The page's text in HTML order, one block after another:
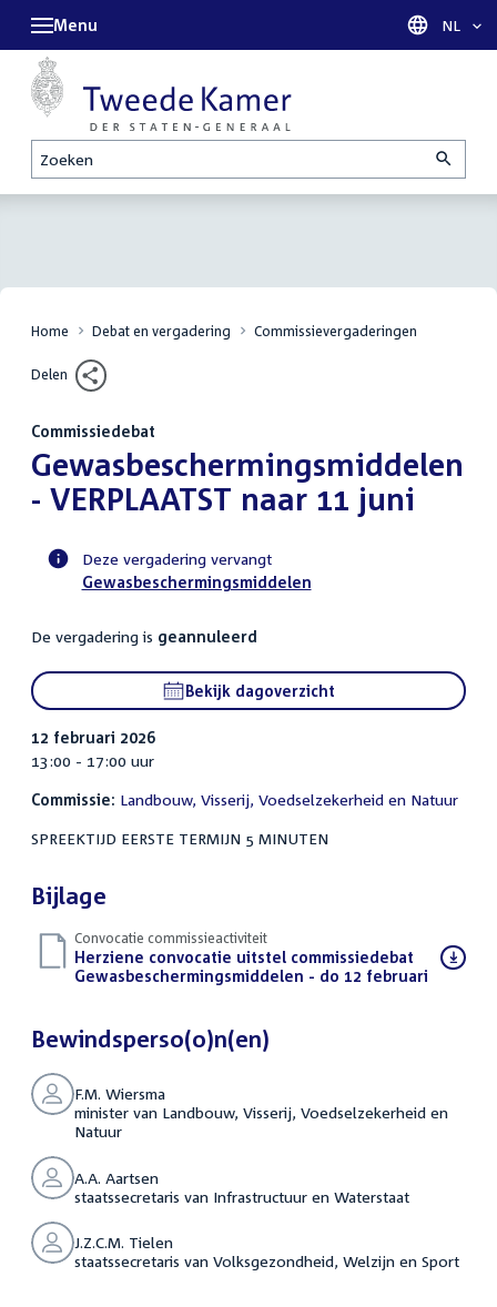
Zoeken
Menu Taal
NL
Home Debat en vergadering Commissievergaderingen
Delen
Commissiedebat
:Gewasbeschermingsmiddelen
- VERPLAATST naar 11 juni
Voortgangsstatus
activiteit
Deze vergadering vervangt
Gewasbeschermingsmiddelen
De vergadering is geannuleerd
Bekijk dagoverzicht
12 februari 2026
13:00 - 17:00 uur
Commissie: Landbouw, Visserij, Voedselzekerheid en Natuur
SPREEKTIJD EERSTE TERMIJN 5 MINUTEN
Bijlage
Convocatie commissieactiviteit
Download
bestand:
Herziene convocatie uitstel commissiedebat
Gewasbeschermingsmiddelen - do 12 februari (PDF)
Bewindsperso(o)n(en)
F.M. Wiersma
minister van Landbouw, Visserij, Voedselzekerheid en
Natuur
A.A. Aartsen
staatssecretaris van Infrastructuur en Waterstaat
J.Z.C.M. Tielen
staatssecretaris van Volksgezondheid, Welzijn en Sport